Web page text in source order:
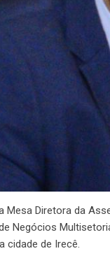
Diretora da
Negócios
cidade de Irecê.